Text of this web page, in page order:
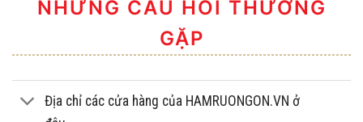
NHỮNG CÂU HỎI THƯỜNG
GẶP
Địa chỉ các cửa hàng của HAMRUONGON.VN ở